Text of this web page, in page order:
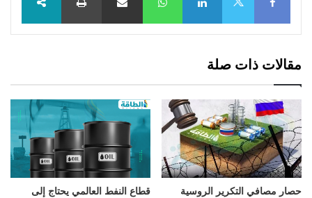
مقالات ذات صلة
حصار مصافي التكرير الروسية
قطاع النفط العالمي يحتاج إلى